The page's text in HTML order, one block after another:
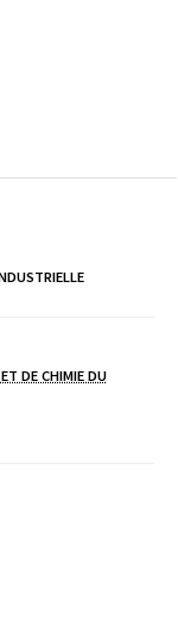
DE CHIMIE DU
une nouvelle fenêtre)
une nouvelle fenêtre)